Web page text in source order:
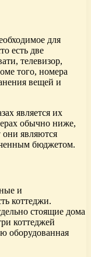
для
есть две
телевизор,
того, номера
вещей и
является их
обычно ниже,
являются
бюджетом.
и
коттеджи.
стоящие дома
коттеджей
оборудованная